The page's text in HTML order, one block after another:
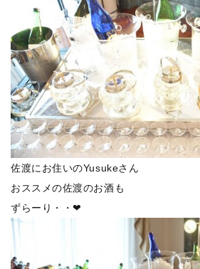
佐渡にお住いのYusukeさん
おススメの佐渡のお酒も
ずらーり・・❤